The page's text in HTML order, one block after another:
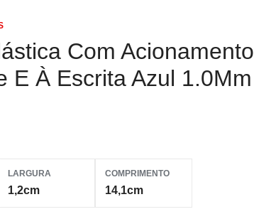
Com Acionamento
E À Escrita Azul 1.0Mm
LARGURA
1,2cm
COMPRIMENTO
14,1cm